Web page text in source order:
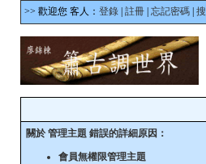
>> 歡迎您 客人： 登錄| 註冊| 忘記密碼|
關於 管理主題 錯誤的詳細原因：
會員無權限管理主題